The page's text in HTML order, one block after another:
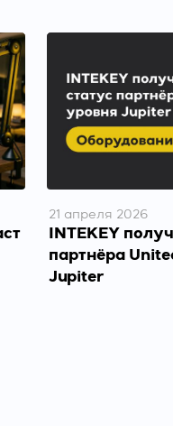
INTEKEY
партнёра
Jupiter
21 апреля 2026